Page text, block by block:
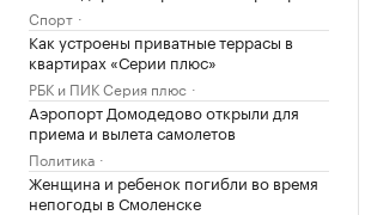
Спорт
Как устроены приватные террасы в
квартирах «Серии плюс»
РБК и ПИК Серия плюс
Аэропорт Домодедово открыли для
приема и вылета самолетов
Политика
Женщина и ребенок погибли во время
непогоды в Смоленске